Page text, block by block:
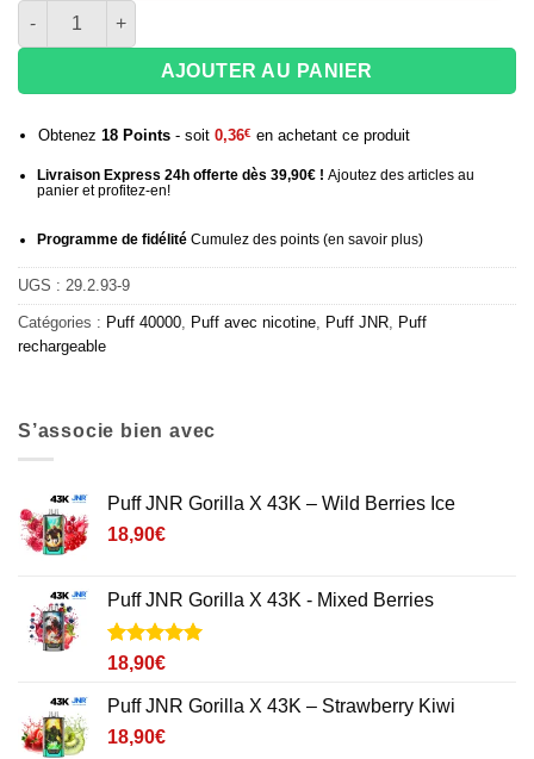
quantité de Puff JNR 40K Nexus – Mixed Berries
AJOUTER AU PANIER
Obtenez 18Points- soit 0,36€ en achetant ce produit
Livraison Express 24h offerte dès 39,90€ ! Ajoutez des articles au
panier et profitez-en!
Programme de fidélitéCumulez des points (en savoir plus)
UGS : 29.2.93-9
Catégories : Puff 40000 Puff avec nicotine Puff JNR Puff
rechargeable
S’associe bien avec
Puff JNR Gorilla X 43K – Wild Berries Ice
18,90€
Puff JNR Gorilla X 43K - Mixed Berries
Noté5sur
1
notation
client
18,90€
Puff JNR Gorilla X 43K – Strawberry Kiwi
18,90€